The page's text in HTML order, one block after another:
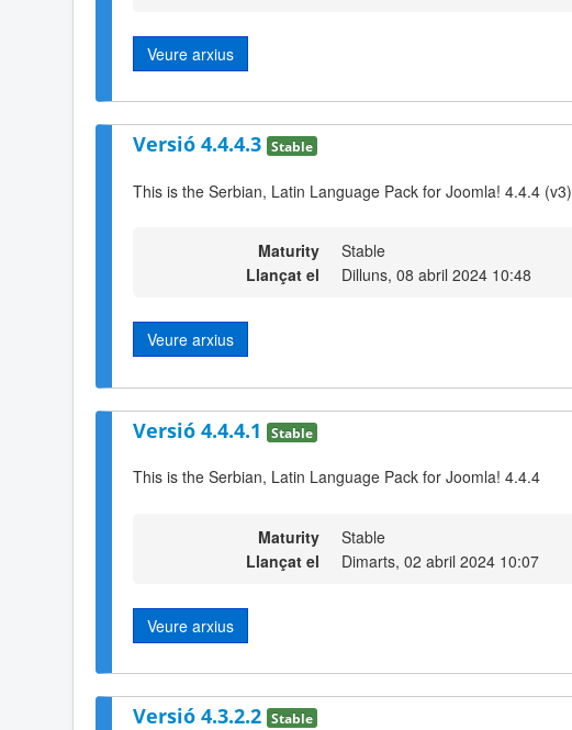
Veure arxius
Versió 4.4.4.3 Stable
This is the Serbian, Latin Language Pack for Joomla! 4.4.4 (v3)
Maturity
Stable
Llançat el
Dilluns, 08 abril 2024 10:48
Veure arxius
Versió 4.4.4.1 Stable
This is the Serbian, Latin Language Pack for Joomla! 4.4.4
Maturity
Stable
Llançat el
Dimarts, 02 abril 2024 10:07
Veure arxius
Versió 4.3.2.2 Stable